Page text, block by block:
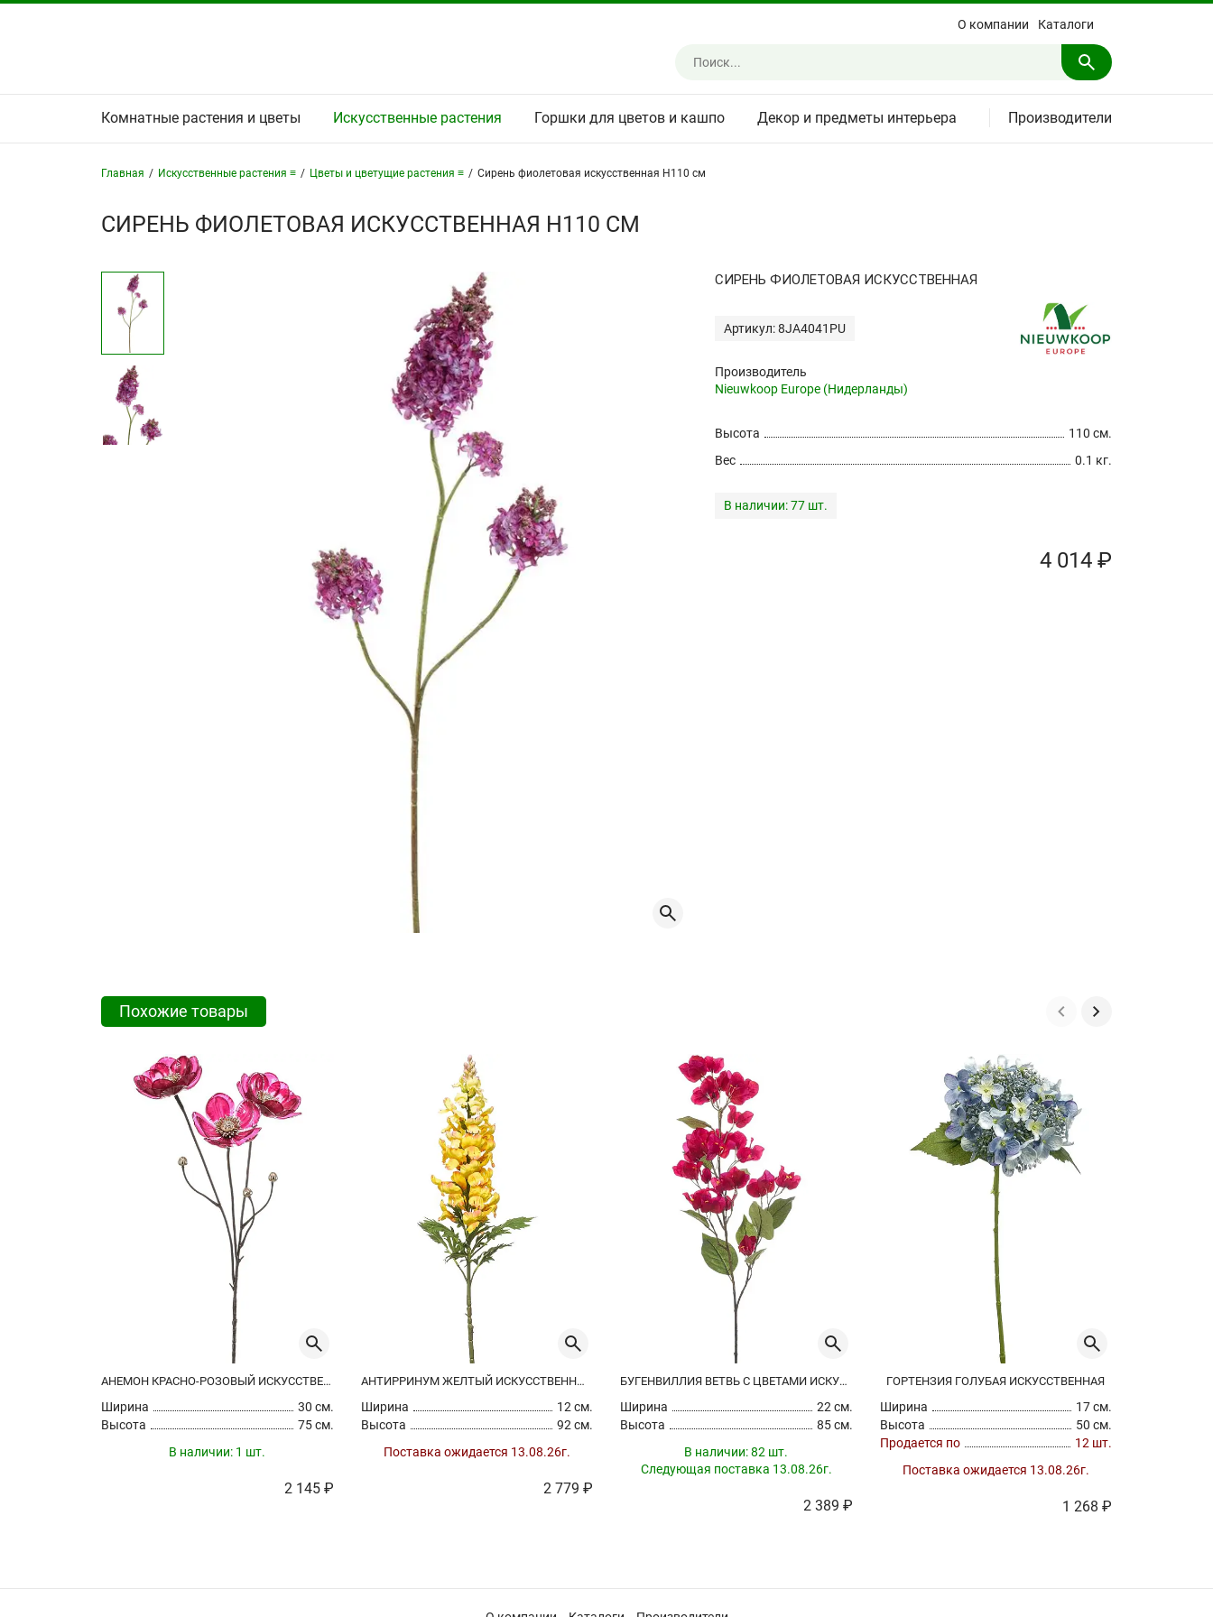
О компании Каталоги
Комнатные растения и цветы Искусственные растения Горшки для цветов и кашпо Декор и предметы интерьера Производители
Главная / Искусственные растения ≡ / Цветы и цветущие растения ≡ / Сирень фиолетовая искусственная H110 см
СИРЕНЬ ФИОЛЕТОВАЯ ИСКУССТВЕННАЯ H110 СМ
СИРЕНЬ ФИОЛЕТОВАЯ ИСКУССТВЕННАЯ
Артикул: 8JA4041PU
Производитель
Nieuwkoop Europe (Нидерланды)
110 см.
Высота
0.1 кг.
Вес
В наличии:77 шт.
4 014 ₽
Похожие товары
АНЕМОН КРАСНО-РОЗОВЫЙ ИСКУССТВЕННЫЙ
Ширина
30 см.
Высота
75 см.
В наличии: 1 шт.
2 145 ₽
АНТИРРИНУМ ЖЕЛТЫЙ ИСКУССТВЕННЫЙ
Ширина
12 см.
Высота
92 см.
Поставка ожидается 13.08.26г.
2 779 ₽
БУГЕНВИЛЛИЯ ВЕТВЬ С ЦВЕТАМИ ИСКУССТВЕННАЯ
Ширина
22 см.
Высота
85 см.
В наличии:82 шт.
Следующая поставка 13.08.26г.
2 389 ₽
ГОРТЕНЗИЯ ГОЛУБАЯ ИСКУССТВЕННАЯ
Ширина
17 см.
Высота
50 см.
Продается по
12 шт.
Поставка ожидается 13.08.26г.
1 268 ₽